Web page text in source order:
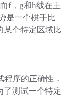
f，g和h线在王
是一个棋手比
某个特定区域比
序的正确性，
了测试一个特定